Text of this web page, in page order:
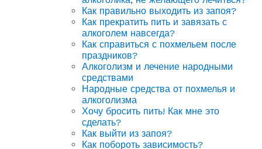
Как правильно выходить из запоя?
Как прекратить пить и завязать с
алкоголем навсегда?
Как справиться с похмельем после
праздников?
Алкоголизм и лечение народными
средствами
Народные средства от похмелья и
алкоголизма
Хочу бросить пить! Как мне это
сделать?
Как выйти из запоя?
Как побороть зависимость?